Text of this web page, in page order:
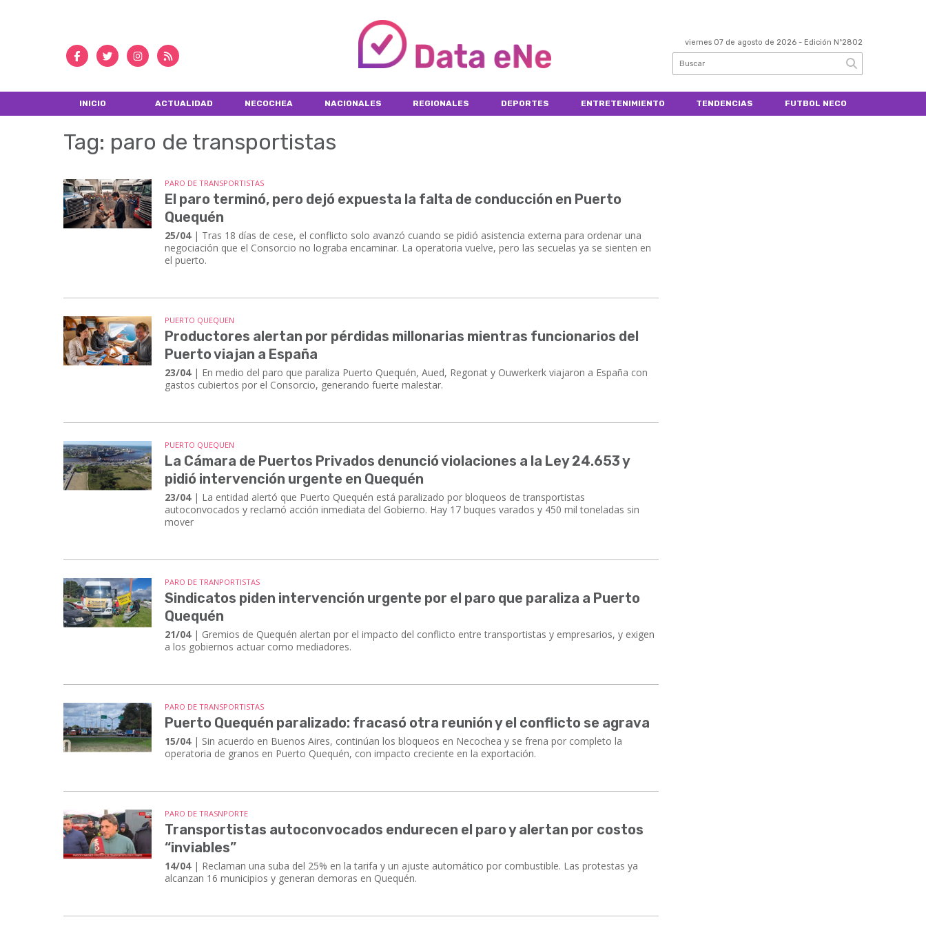
viernes 07 de agosto de 2026 - Edición Nº2802
INICIO ACTUALIDAD NECOCHEA NACIONALES REGIONALES DEPORTES ENTRETENIMIENTO TENDENCIAS FUTBOL NECO
Tag: paro de transportistas
PARO DE TRANSPORTISTAS
El paro terminó, pero dejó expuesta la falta de conducción en Puerto
Quequén
25/04| Tras 18 días de cese, el conflicto solo avanzó cuando se pidió asistencia externa para ordenar una
negociación que el Consorcio no lograba encaminar. La operatoria vuelve, pero las secuelas ya se sienten en
el puerto.
PUERTO QUEQUEN
Productores alertan por pérdidas millonarias mientras funcionarios del
Puerto viajan a España
23/04| En medio del paro que paraliza Puerto Quequén, Aued, Regonat y Ouwerkerk viajaron a España con
gastos cubiertos por el Consorcio, generando fuerte malestar.
PUERTO QUEQUEN
La Cámara de Puertos Privados denunció violaciones a la Ley 24.653 y
pidió intervención urgente en Quequén
23/04| La entidad alertó que Puerto Quequén está paralizado por bloqueos de transportistas
autoconvocados y reclamó acción inmediata del Gobierno. Hay 17 buques varados y 450 mil toneladas sin
mover
PARO DE TRANPORTISTAS
Sindicatos piden intervención urgente por el paro que paraliza a Puerto
Quequén
21/04| Gremios de Quequén alertan por el impacto del conflicto entre transportistas y empresarios, y exigen
a los gobiernos actuar como mediadores.
PARO DE TRANSPORTISTAS
Puerto Quequén paralizado: fracasó otra reunión y el conflicto se agrava
15/04| Sin acuerdo en Buenos Aires, continúan los bloqueos en Necochea y se frena por completo la
operatoria de granos en Puerto Quequén, con impacto creciente en la exportación.
PARO DE TRASNPORTE
Transportistas autoconvocados endurecen el paro y alertan por costos
“inviables”
14/04| Reclaman una suba del 25% en la tarifa y un ajuste automático por combustible. Las protestas ya
alcanzan 16 municipios y generan demoras en Quequén.